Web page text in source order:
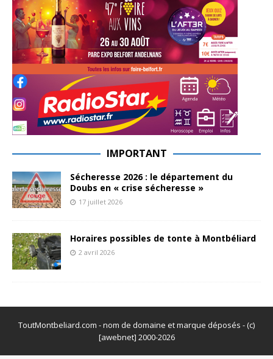
IMPORTANT
Sécheresse 2026 : le département du
Doubs en « crise sécheresse »
17 juillet 2026
Horaires possibles de tonte à Montbéliard
2 avril 2026
ToutMontbeliard.com - nom de domaine et marque déposés - (c)
[awebnet] 2000-2026